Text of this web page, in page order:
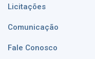
Licitações
Comunicação
Fale Conosco